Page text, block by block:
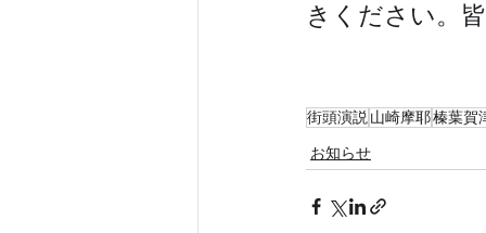
きください。
街頭演説 山崎摩耶榛葉賀
お知らせ